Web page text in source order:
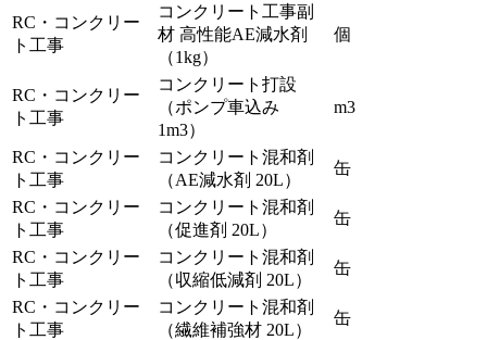
RC・コンクリー
ト工事
コンクリート工事副
材 高性能AE減水剤
（1kg）
個
RC・コンクリー
ト工事
コンクリート打設
（ポンプ車込み
1m3）
m3
RC・コンクリー
ト工事
コンクリート混和剤
（AE減水剤 20L）
缶
RC・コンクリー
ト工事
コンクリート混和剤
（促進剤 20L）
缶
RC・コンクリー
ト工事
コンクリート混和剤
（収縮低減剤 20L）
缶
RC・コンクリー
ト工事
コンクリート混和剤
（繊維補強材 20L）
缶